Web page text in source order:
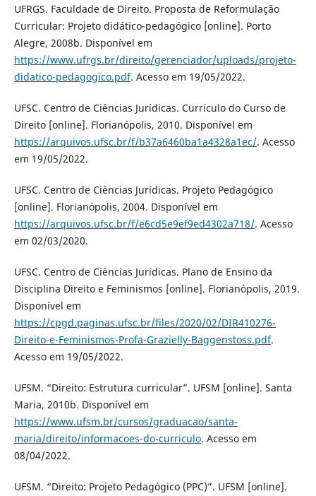
UFRGS. Faculdade de Direito. Proposta de Reformulação
Curricular: Projeto didático-pedagógico [online]. Porto
Alegre, 2008b. Disponível em
https://www.ufrgs.br/direito/gerenciador/uploads/projeto-
didatico-pedagogico.pdf. Acesso em 19/05/2022.
UFSC. Centro de Ciências Jurídicas. Currículo do Curso de
Direito [online]. Florianópolis, 2010. Disponível em
https://arquivos.ufsc.br/f/b37a6460ba1a4328a1ec/. Acesso
em 19/05/2022.
UFSC. Centro de Ciências Jurídicas. Projeto Pedagógico
[online]. Florianópolis, 2004. Disponível em
https://arquivos.ufsc.br/f/e6cd5e9ef9ed4302a718/. Acesso
em 02/03/2020.
UFSC. Centro de Ciências Jurídicas. Plano de Ensino da
Disciplina Direito e Feminismos [online]. Florianópolis, 2019.
Disponível em
https://cpgd.paginas.ufsc.br/files/2020/02/DIR410276-
Direito-e-Feminismos-Profa-Grazielly-Baggenstoss.pdf.
Acesso em 19/05/2022.
UFSM. “Direito: Estrutura curricular”. UFSM [online]. Santa
Maria, 2010b. Disponível em
https://www.ufsm.br/cursos/graduacao/santa-
maria/direito/informacoes-do-curriculo. Acesso em
08/04/2022.
UFSM. “Direito: Projeto Pedagógico (PPC)”. UFSM [online].